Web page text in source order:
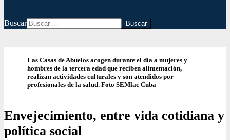
Buscar
Las Casas de Abuelos acogen durante el día a mujeres y
hombres de la tercera edad que reciben alimentación,
realizan actividades culturales y son atendidos por
profesionales de la salud. Foto SEMlac Cuba
Envejecimiento, entre vida cotidiana y
política social